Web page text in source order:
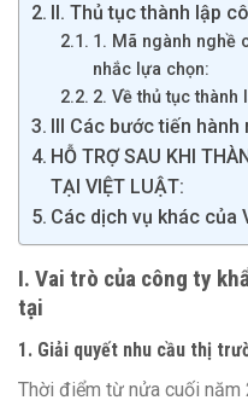
II. Thủ tục thành lập
1. Mã ngành nghề
nhắc lựa chọn:
2. Về thủ tục thành
III Các bước tiến hành
HỖ TRỢ SAU KHI
TẠI VIỆT LUẬT:
Các dịch vụ khác của
I. Vai trò của công ty
tại
1. Giải quyết nhu cầu thị
Thời điểm từ nửa cuối năm